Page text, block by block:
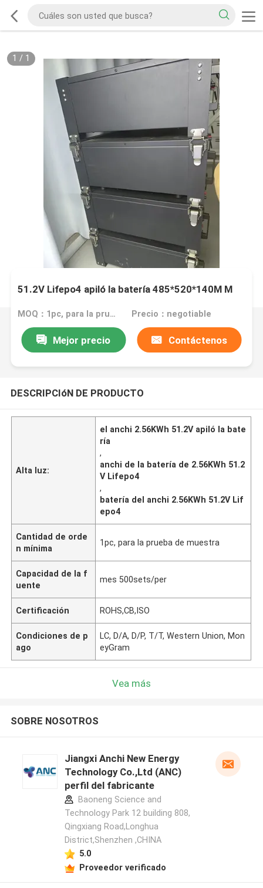
1 / 1
51.2V Lifepo4 apiló la batería 485*520*140M M
MOQ：1pc, para la prueba de muestra Precio：negotiable
Mejor precio Contáctenos
DESCRIPCIóN DE PRODUCTO
Alta luz:
el anchi 2.56KWh 51.2V apiló la bate
ría
,
anchi de la batería de 2.56KWh 51.2
V Lifepo4
,
batería del anchi 2.56KWh 51.2V Lif
epo4
Cantidad de orde
n mínima
1pc, para la prueba de muestra
Capacidad de la f
uente
mes 500sets/per
Certificación ROHS,CB,ISO
Condiciones de p
ago
LC, D/A, D/P, T/T, Western Union, Mon
eyGram
Vea más
SOBRE NOSOTROS
Jiangxi Anchi New Energy
Technology Co.,Ltd (ANC)
perfil del fabricante
Baoneng Science and
Technology Park 12 building 808,
Qingxiang Road,Longhua
District,Shenzhen ,CHINA
5.0
Proveedor verificado